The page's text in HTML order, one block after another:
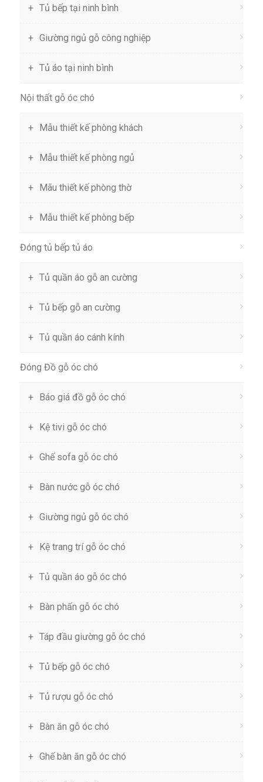
Tủ bếp tại ninh bình
Giường ngủ gỗ công nghiệp
Tủ áo tại ninh bình
Nội thất gỗ óc chó
Mẫu thiết kế phòng khách
Mẫu thiết kế phòng ngủ
Mãu thiết kế phòng thờ
Mẫu thiết kế phòng bếp
Đóng tủ bếp tủ áo
Tủ quần áo gỗ an cường
Tủ bếp gỗ an cường
Tủ quần áo cánh kính
Đóng Đồ gỗ óc chó
Báo giá đồ gỗ óc chó
Kệ tivi gỗ óc chó
Ghế sofa gỗ óc chó
Bàn nước gỗ óc chó
Giường ngủ gỗ óc chó
Kệ trang trí gỗ óc chó
Tủ quần áo gỗ óc chó
Bàn phấn gỗ óc chó
Táp đầu giường gỗ óc chó
Tủ bếp gỗ óc chó
Tủ rượu gỗ óc chó
Bàn ăn gỗ óc chó
Ghế bàn ăn gỗ óc chó